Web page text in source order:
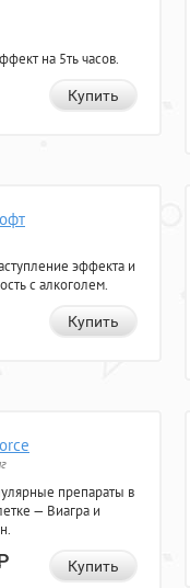
на 5ть часов.
Купить
эффекта и
с алкоголем.
Купить
препараты в
— Виагра и
Купить